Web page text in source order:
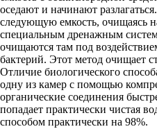
оседают и начинают
следующую емкость, очищаясь
специальным дренажным
очищаются там под
бактерий. Этот метод очищает
Отличие биологического
одну из камер с помощью
органические соединения
попадает практически чистая
способом практически на 98%.